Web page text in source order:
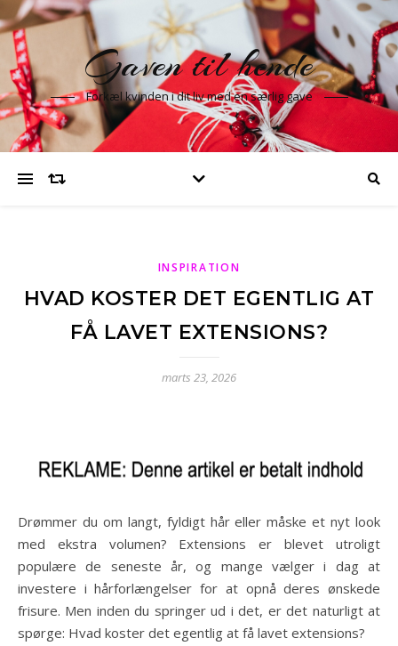
Gaven til hende
Forkæl kvinden i dit liv med en særlig gave
INSPIRATION
HVAD KOSTER DET EGENTLIG AT
FÅ LAVET EXTENSIONS?
marts 23, 2026
Drømmer du om langt, fyldigt hår eller måske et nyt look
med ekstra volumen? Extensions er blevet utroligt
populære de seneste år, og mange vælger i dag at
investere i hårforlængelser for at opnå deres ønskede
frisure. Men inden du springer ud i det, er det naturligt at
spørge: Hvad koster det egentlig at få lavet extensions?